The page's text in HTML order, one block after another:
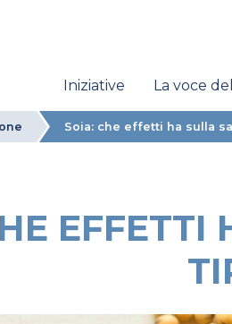
Iniziative La voce
Soia: che effetti ha sulla
EFFETTI